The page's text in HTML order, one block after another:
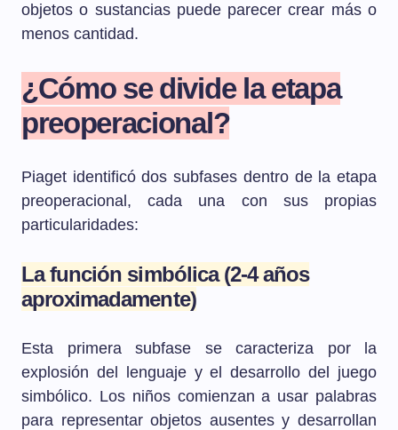
objetos o sustancias puede parecer crear más o
menos cantidad.
¿Cómo se divide la etapa
preoperacional?
Piaget identificó dos subfases dentro de la etapa
preoperacional, cada una con sus propias
particularidades:
La función simbólica (2-4 años
aproximadamente)
Esta primera subfase se caracteriza por la
explosión del lenguaje y el desarrollo del juego
simbólico. Los niños comienzan a usar palabras
para representar objetos ausentes y desarrollan